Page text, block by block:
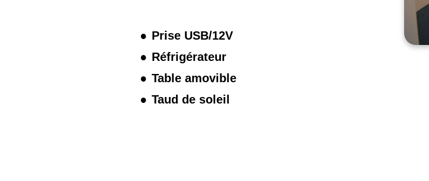
Prise USB/12V
Réfrigérateur
Table amovible
Taud de soleil